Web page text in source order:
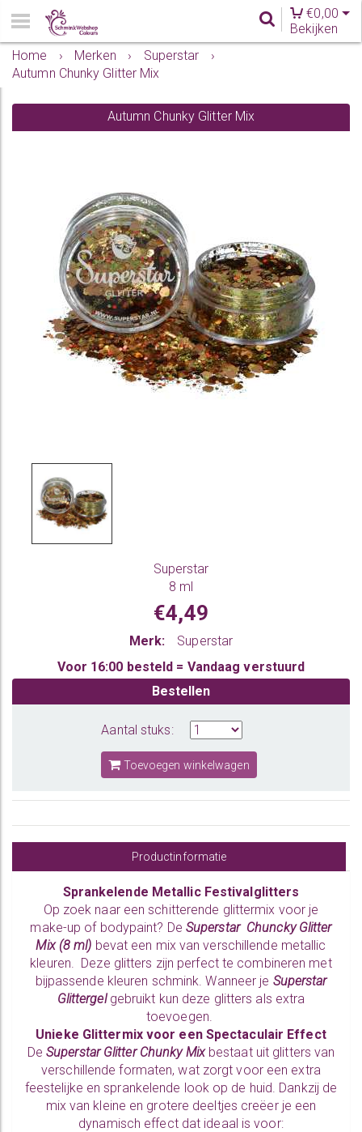
€0,00
Bekijken
Home
› Merken › Superstar
›
Autumn Chunky Glitter Mix
Autumn Chunky Glitter Mix
Superstar
8 ml
€4,49
Merk:
Superstar
Voor 16:00 besteld = Vandaag verstuurd
Bestellen
Aantal stuks:
Toevoegen winkelwagen
Productinformatie
Sprankelende Metallic Festivalglitters
Op zoek naar een schitterende glittermix voor je
make-up of bodypaint? De Superstar Chuncky Glitter
Mix (8 ml) bevat een mix van verschillende metallic
kleuren. Deze glitters zijn perfect te combineren met
bijpassende kleuren schmink. Wanneer je Superstar
Glittergel gebruikt kun deze glitters als extra
toevoegen.
Unieke Glittermix voor een Spectaculair Effect
De Superstar Glitter Chunky Mix bestaat uit glitters van
verschillende formaten, wat zorgt voor een extra
feestelijke en sprankelende look op de huid. Dankzij de
mix van kleine en grotere deeltjes creëer je een
dynamisch effect dat ideaal is voor: